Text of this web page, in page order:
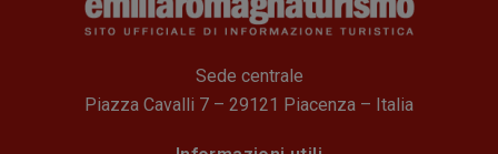
Sede centrale
Piazza Cavalli 7 – 29121 Piacenza – Italia